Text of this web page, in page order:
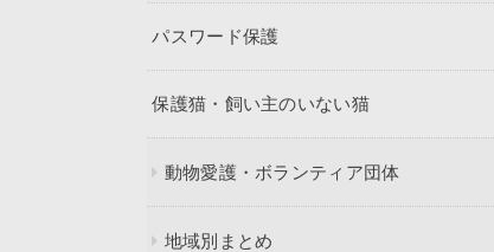
パスワード保護
保護猫・飼い主のいない猫
動物愛護・ボランティア団体
地域別まとめ